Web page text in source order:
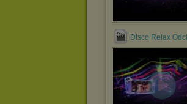
Disco Relax